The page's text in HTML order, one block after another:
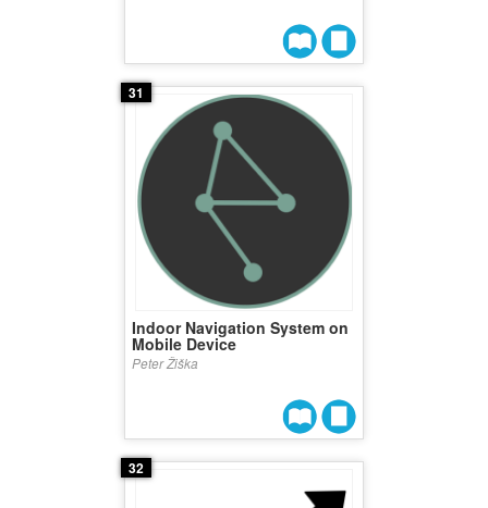
31
Indoor Navigation System on
Mobile Device
Peter Žiška
32